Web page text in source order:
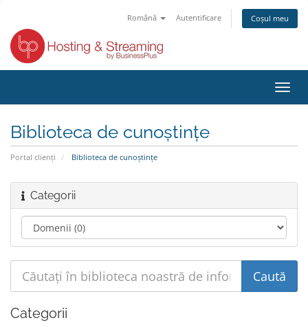
Română Autentificare Coșul meu
Biblioteca de cunoștințe
Portal clienți Biblioteca de cunoștințe
Categorii
Categorii